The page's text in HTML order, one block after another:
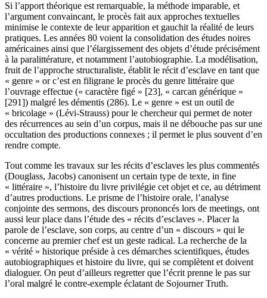
Si l’apport théorique est remarquable, la méthode imparable, et
l’argument convaincant, le procès fait aux approches textuelles
minimise le contexte de leur apparition et gauchit la réalité de leurs
pratiques. Les années 80 voient la consolidation des études noires
américaines ainsi que l’élargissement des objets d’étude précisément
à la paralittérature, et notamment l’autobiographie. La modélisation,
fruit de l’approche structuraliste, établit le récit d’esclave en tant que
« genre » or c’est en filigrane le procès du genre littéraire que
l’ouvrage effectue (« caractère figé » [23], « carcan générique »
[291]) malgré les démentis (286). Le « genre » est un outil de
« bricolage » (Lévi-Strauss) pour le chercheur qui permet de noter
des récurrences au sein d’un corpus, mais il ne débouche pas sur une
occultation des productions connexes ; il permet le plus souvent d’en
rendre compte.
Tout comme les travaux sur les récits d’esclaves les plus commentés
(Douglass, Jacobs) canonisent un certain type de texte, in fine
« littéraire », l’histoire du livre privilégie cet objet et ce, au détriment
d’autres productions. Le prisme de l’histoire orale, l’analyse
conjointe des sermons, des discours prononcés lors de meetings, ont
aussi leur place dans l’étude des « récits d’esclaves ». Placer la
parole de l’esclave, son corps, au centre d’un « discours » qui le
concerne au premier chef est un geste radical. La recherche de la
« vérité » historique préside à ces démarches scientifiques, études
autobiographiques et histoire du livre, qui se complètent et doivent
dialoguer. On peut d’ailleurs regretter que l’écrit prenne le pas sur
l’oral malgré le contre-exemple éclatant de Sojourner Truth.